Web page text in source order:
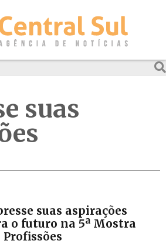
suas
suas aspirações
o futuro na 5ª Mostra
Profissões